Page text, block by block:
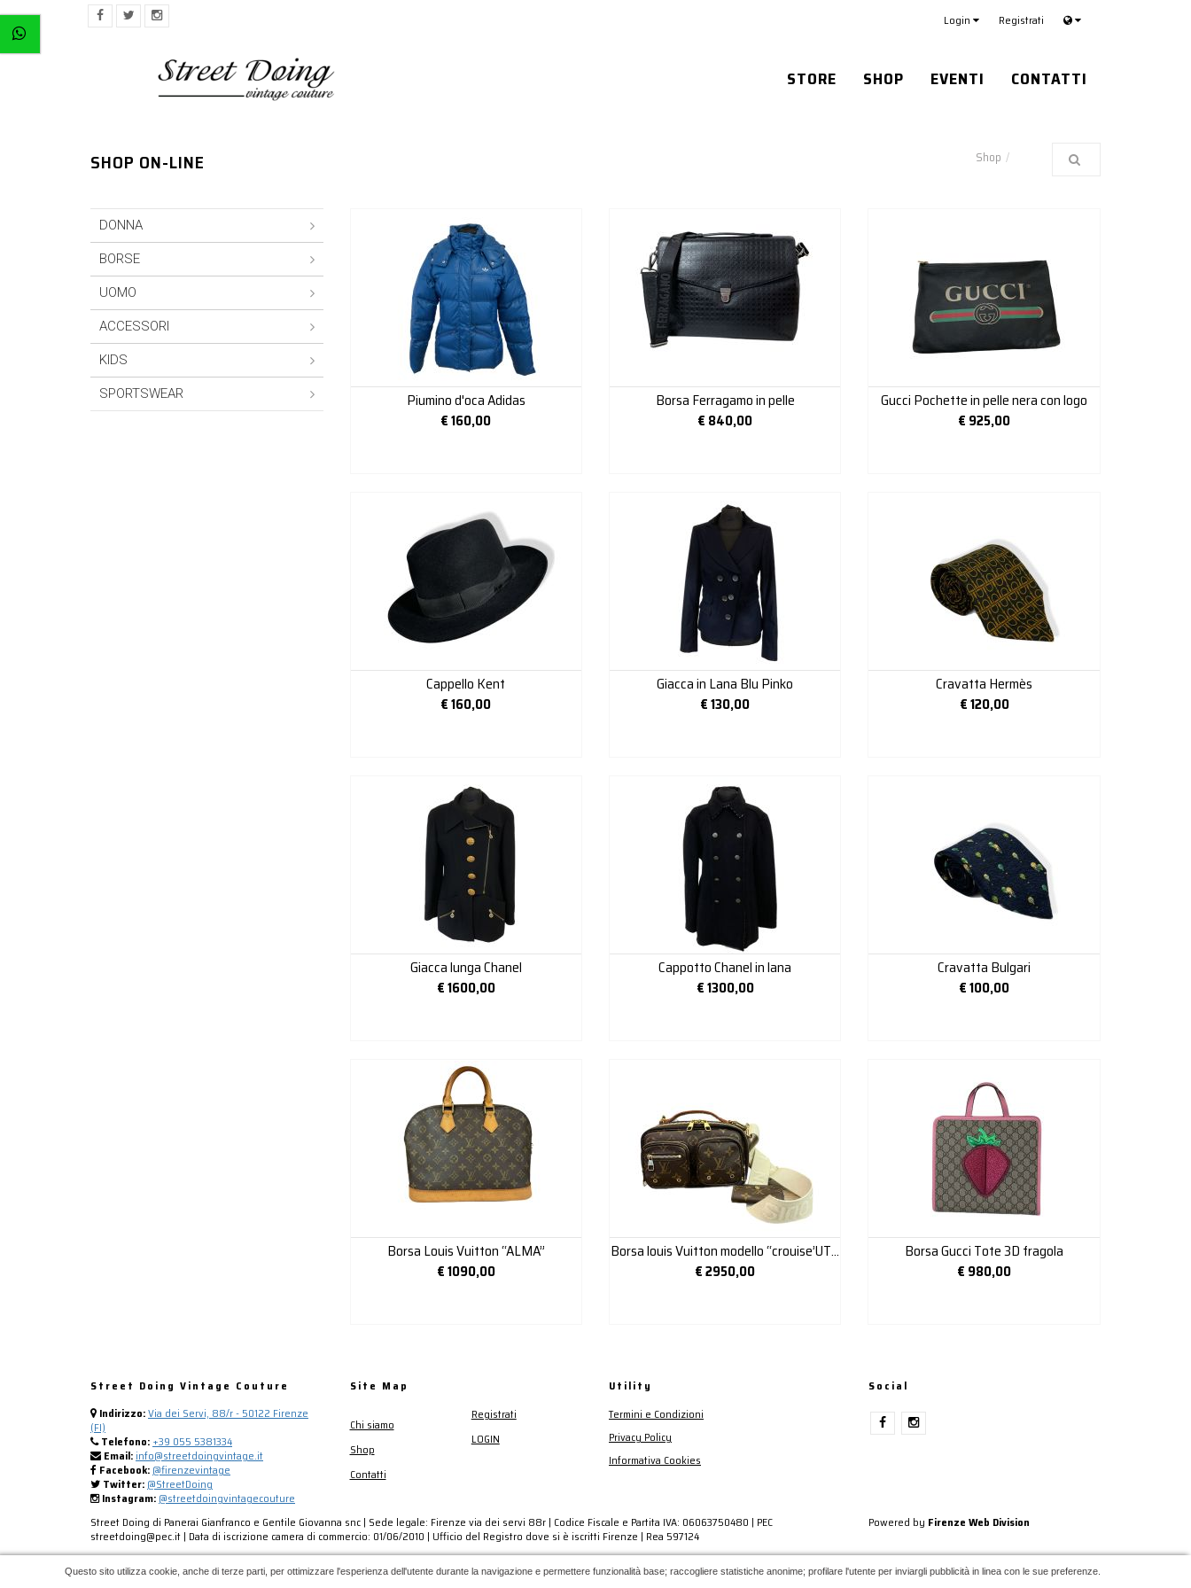
Login Registrati
STORE SHOP EVENTI CONTATTI
Shop
SHOP ON-LINE
DONNA
BORSE
UOMO
ACCESSORI
KIDS
SPORTSWEAR Piumino d'oca Adidas
€160,00
Borsa Ferragamo in pelle
€ 840,00
Gucci Pochette in pelle nera con logo
€ 925,00
Cappello Kent
€160,00
Giacca in Lana Blu Pinko
€130,00
Cravatta Hermès
€120,00
Giacca lunga Chanel
€1600,00
Cappotto Chanel in lana
€1300,00
Cravatta Bulgari
€100,00
Borsa Louis Vuitton “ALMA”
€1090,00
Borsa louis Vuitton modello “crouise’UTILITY”
€2950,00
Borsa Gucci Tote 3D fragola
€ 980,00
Questo sito utilizza cookie, anche di terze parti, per ottimizzare l'esperienza dell'utente durante la navigazione e permettere funzionalità base; raccogliere statistiche anonime; profilare l'utente per inviargli pubblicità in linea con le sue preferenze.
Street Doing Vintage Couture
Indirizzo:Via dei Servi, 88/r - 50122 Firenze
(FI)
Telefono: +39 055 5381334
Email: info@streetdoingvintage.it
Facebook: @firenzevintage
Twitter: @StreetDoing
Instagram: @streetdoingvintagecouture
Site Map
Chi siamo
Shop
Contatti
Registrati
LOGIN
Utility
Termini e Condizioni
Privacy Policy
Informativa Cookies
Social
Street Doing di Panerai Gianfranco e Gentile Giovanna snc | Sede legale: Firenze via dei servi 88r | Codice Fiscale e Partita IVA: 06063750480 | PEC
streetdoing@pec.it | Data di iscrizione camera di commercio: 01/06/2010 | Ufficio del Registro dove si è iscritti Firenze | Rea 597124
Powered by Firenze Web Division